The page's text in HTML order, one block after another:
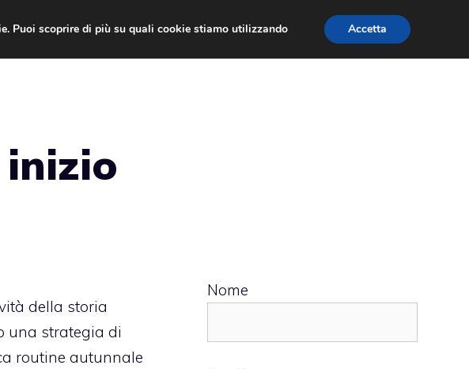
della storia
una strategia di
routine autunnale
Nome
Puoi scoprire di più su quali cookie stiamo utilizzando
Accetta